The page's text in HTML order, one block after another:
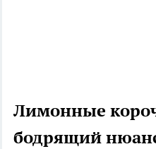
Лимонные
бодрящий